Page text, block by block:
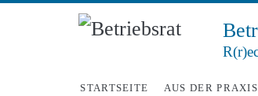
STARTSEITE AUS DER PRAXIS